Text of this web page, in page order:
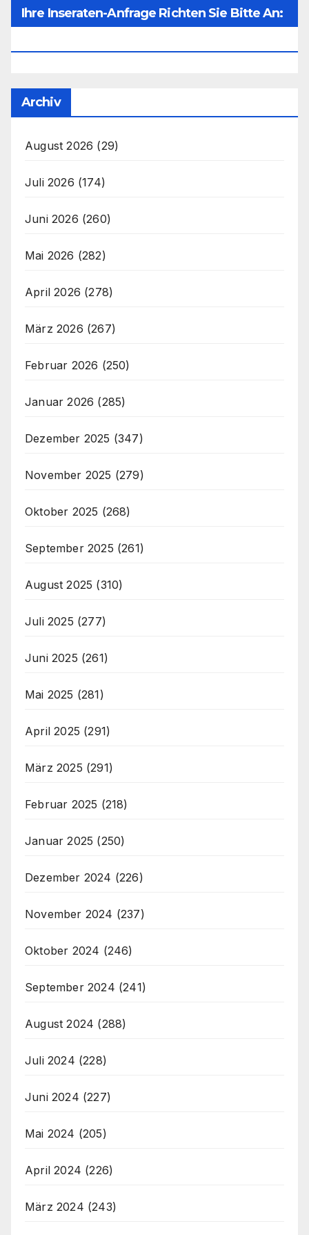
Ihre Inseraten-Anfrage Richten Sie Bitte An:
Archiv
August 2026 (29)
Juli 2026 (174)
Juni 2026 (260)
Mai 2026 (282)
April 2026 (278)
März 2026 (267)
Februar 2026 (250)
Januar 2026 (285)
Dezember 2025 (347)
November 2025 (279)
Oktober 2025 (268)
September 2025 (261)
August 2025 (310)
Juli 2025 (277)
Juni 2025 (261)
Mai 2025 (281)
April 2025 (291)
März 2025 (291)
Februar 2025 (218)
Januar 2025 (250)
Dezember 2024 (226)
November 2024 (237)
Oktober 2024 (246)
September 2024 (241)
August 2024 (288)
Juli 2024 (228)
Juni 2024 (227)
Mai 2024 (205)
April 2024 (226)
März 2024 (243)